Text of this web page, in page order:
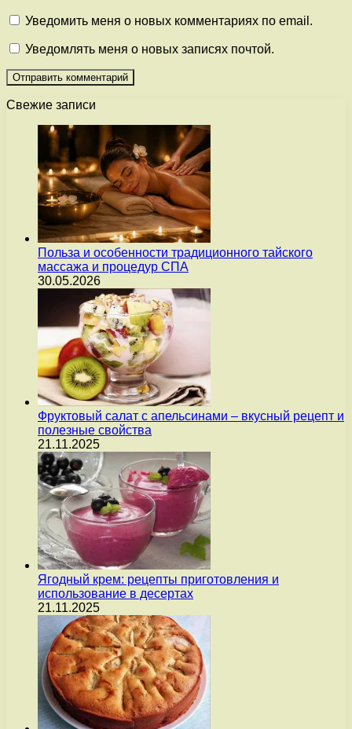
Уведомить меня о новых комментариях по email.
Уведомлять меня о новых записях почтой.
Свежие записи
Польза и особенности традиционного тайского
массажа и процедур СПА
30.05.2026
Фруктовый салат с апельсинами – вкусный рецепт и
полезные свойства
21.11.2025
Ягодный крем: рецепты приготовления и
использование в десертах
21.11.2025